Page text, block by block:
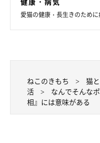
愛猫の健康・長生きのため
ねこのきもち 猫
活
なんでそんな
相』には意味がある